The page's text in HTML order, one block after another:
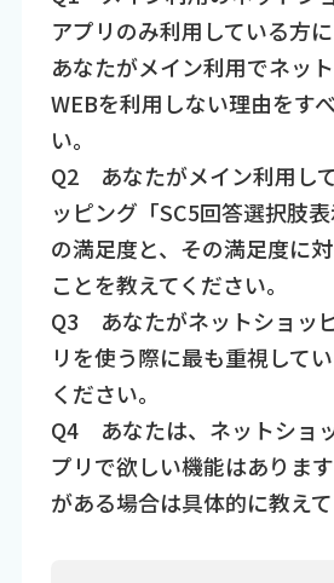
アプリのみ利用している方に
あなたがメイン利用でネッ
WEBを利用しない理由をす
い。
Q2 あなたがメイン利用し
ッピング「SC5回答選択肢
の満足度と、その満足度に
ことを教えてください。
Q3 あなたがネットショッ
リを使う際に最も重視して
ください。
Q4 あなたは、ネットショ
プリで欲しい機能はありま
がある場合は具体的に教えて